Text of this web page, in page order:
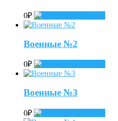
0₽
Военные №2
0₽
Военные №3
0₽